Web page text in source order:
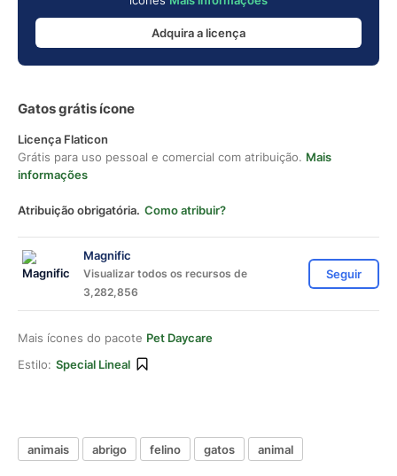
Adquira a licença
Gatos grátis ícone
Licença Flaticon
Grátis para uso pessoal e comercial com atribuição. Mais
informações
Atribuição obrigatória. Como atribuir?
Magnific
Visualizar todos os recursos de
3,282,856
Seguir
Mais ícones do pacote Pet Daycare
Estilo: Special Lineal
animais abrigo felino gatos animal